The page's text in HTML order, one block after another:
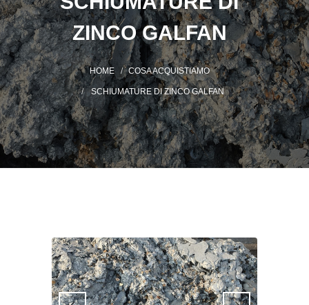
ZINCO GALFAN
HOME COSA ACQUISTIAMO
SCHIUMATURE DI ZINCO GALFAN